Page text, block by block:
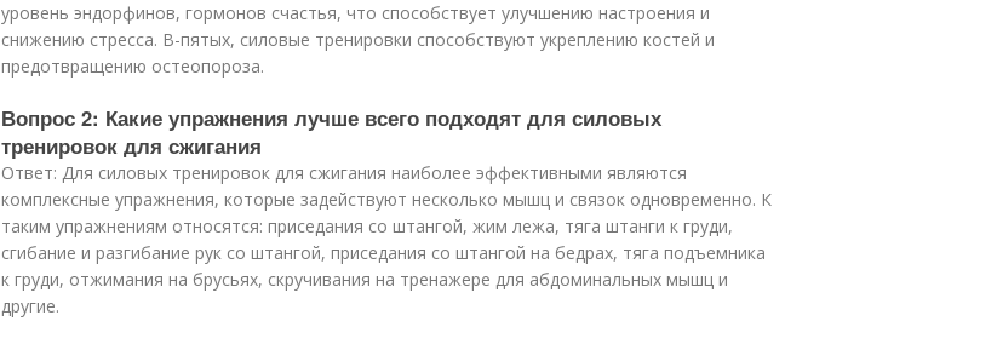
уровень эндорфинов, гормонов счастья, что способствует улучшению настроения и
снижению стресса. В-пятых, силовые тренировки способствуют укреплению костей и
предотвращению остеопороза.
Вопрос 2: Какие упражнения лучше всего подходят для силовых
тренировок для сжигания
Ответ: Для силовых тренировок для сжигания наиболее эффективными являются
комплексные упражнения, которые задействуют несколько мышц и связок одновременно. К
таким упражнениям относятся: приседания со штангой, жим лежа, тяга штанги к груди,
сгибание и разгибание рук со штангой, приседания со штангой на бедрах, тяга подъемника
к груди, отжимания на брусьях, скручивания на тренажере для абдоминальных мышц и
другие.